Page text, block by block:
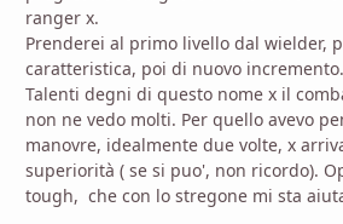
ranger x.
Prenderei al primo livello dal wielder,
caratteristica, poi di nuovo incremento.
Talenti degni di questo nome x il
non ne vedo molti. Per quello avevo
manovre, idealmente due volte, x
superiorità ( se si puo', non ricordo).
tough, che con lo stregone mi sta